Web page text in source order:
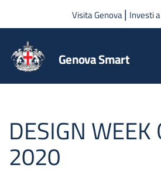
Salta al contenuto
Visita Genova| Investi
Genova Smart
DESIGN WEEK
2020